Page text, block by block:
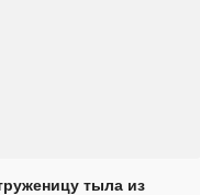
тыла из